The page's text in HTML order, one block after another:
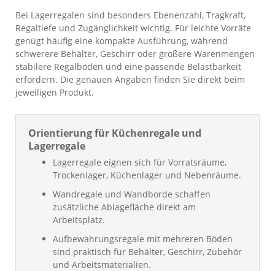
Bei Lagerregalen sind besonders Ebenenzahl, Tragkraft,
Regaltiefe und Zugänglichkeit wichtig. Für leichte Vorräte
genügt häufig eine kompakte Ausführung, während
schwerere Behälter, Geschirr oder größere Warenmengen
stabilere Regalböden und eine passende Belastbarkeit
erfordern. Die genauen Angaben finden Sie direkt beim
jeweiligen Produkt.
Orientierung für Küchenregale und
Lagerregale
Lagerregale eignen sich für Vorratsräume,
Trockenlager, Küchenlager und Nebenräume.
Wandregale und Wandborde schaffen
zusätzliche Ablagefläche direkt am
Arbeitsplatz.
Aufbewahrungsregale mit mehreren Böden
sind praktisch für Behälter, Geschirr, Zubehör
und Arbeitsmaterialien.